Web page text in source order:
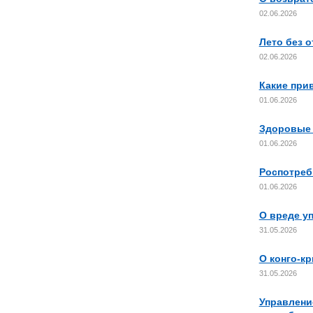
02.06.2026
Лето без
02.06.2026
Какие
01.06.2026
Здоровые
01.06.2026
01.06.2026
О вреде
31.05.2026
О конго-
31.05.2026